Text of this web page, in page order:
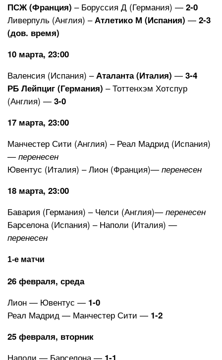
ПСЖ (Франция) – Боруссия Д (Германия) — 2-0
Ливерпуль (Англия) –Атлетико М (Испания) — 2-3
(дов. время)
10 марта, 23:00
Валенсия (Испания) –Аталанта (Италия) — 3-4
РБ Лейпциг (Германия) – Тоттенхэм Хотспур
(Англия) — 3-0
17 марта, 23:00
Манчестер Сити (Англия) – Реал Мадрид (Испания)
— перенесен
Ювентус (Италия) – Лион (Франция)— перенесен
18 марта, 23:00
Бавария (Германия) – Челси (Англия)— перенесен
Барселона (Испания) – Наполи (Италия) —
перенесен
1-е матчи
26 февраля, среда
Лион — Ювентус — 1-0
Реал Мадрид — Манчестер Сити — 1-2
25 февраля, вторник
Наполи — Барселона — 1-1